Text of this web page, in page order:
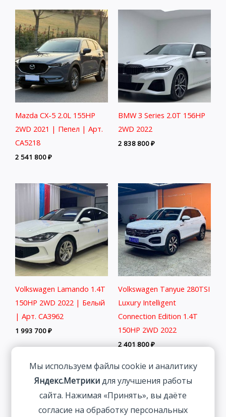
Mazda CX-5 2.0L 155HP
2WD 2021 | Пепел | Арт.
CA5218
2 541 800₽
BMW 3 Series 2.0T 156HP
2WD 2022
2 838 800₽
Volkswagen Lamando 1.4T
150HP 2WD 2022 | Белый
| Арт. CA3962
1 993 700₽
Volkswagen Tanyue 280TSI
Luxury Intelligent
Connection Edition 1.4T
150HP 2WD 2022
2 401 800₽
Мы используем файлы cookie и аналитику
Яндекс.Метрикидля улучшения работы
сайта. Нажимая «Принять», вы даёте
согласие на обработку персональных